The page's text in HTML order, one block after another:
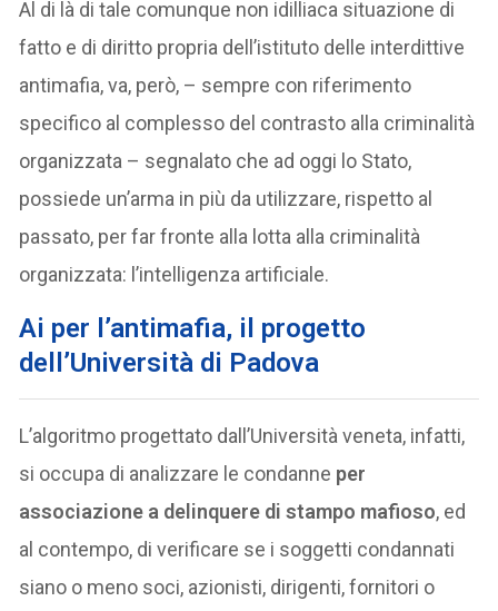
Al di là di tale comunque non idilliaca situazione di
fatto e di diritto propria dell’istituto delle interdittive
antimafia, va, però, – sempre con riferimento
specifico al complesso del contrasto alla criminalità
organizzata – segnalato che ad oggi lo Stato,
possiede un’arma in più da utilizzare, rispetto al
passato, per far fronte alla lotta alla criminalità
organizzata: l’intelligenza artificiale.
Ai per l’antimafia, il progetto
dell’Università di Padova
L’algoritmo progettato dall’Università veneta, infatti,
si occupa di analizzare le condanne per
associazione a delinquere di stampo mafioso, ed
al contempo, di verificare se i soggetti condannati
siano o meno soci, azionisti, dirigenti, fornitori o